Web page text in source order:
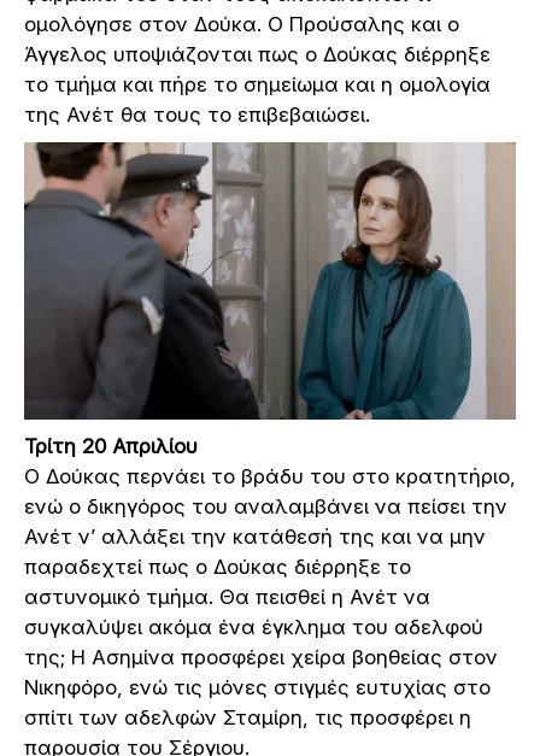
ομολόγησε στον Δούκα. Ο Προύσαλης και ο
Άγγελος υποψιάζονται πως ο Δούκας διέρρηξε
το τμήμα και πήρε το σημείωμα και η ομολογία
της Ανέτ θα τους το επιβεβαιώσει.
Τρίτη 20 Απριλίου
Ο Δούκας περνάει το βράδυ του στο κρατητήριο,
ενώ ο δικηγόρος του αναλαμβάνει να πείσει την
Ανέτ ν’ αλλάξει την κατάθεσή της και να μην
παραδεχτεί πως ο Δούκας διέρρηξε το
αστυνομικό τμήμα. Θα πεισθεί η Ανέτ να
συγκαλύψει ακόμα ένα έγκλημα του αδελφού
της; Η Ασημίνα προσφέρει χείρα βοηθείας στον
Νικηφόρο, ενώ τις μόνες στιγμές ευτυχίας στο
σπίτι των αδελφών Σταμίρη, τις προσφέρει η
παρουσία του Σέργιου.